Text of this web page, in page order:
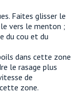
Faites glisser le
vers le menton ;
du cou et du
dans cette zone
le rasage plus
de
zone.